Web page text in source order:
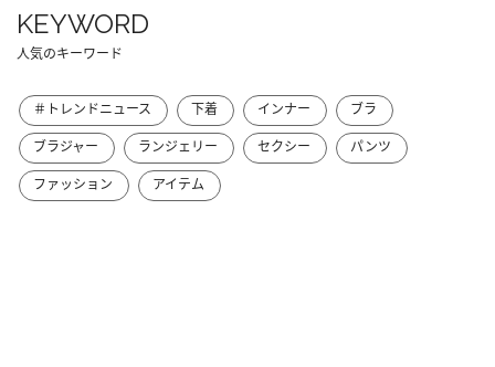
KEYWORD
人気のキーワード
＃トレンドニュース 下着 インナー
ブラ
ブラジャー
ランジェリー セクシー
パンツ
ファッション
アイテム